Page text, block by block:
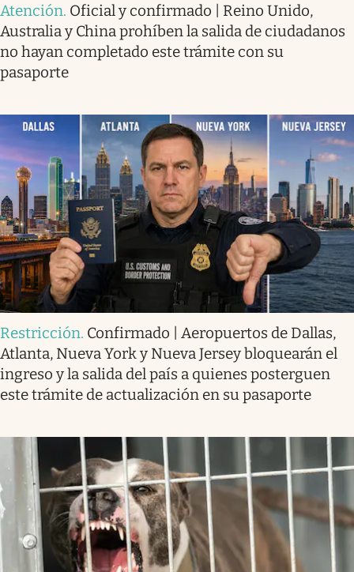
Atención. Oficial y confirmado | Reino Unido,
Australia y China prohíben la salida de ciudadanos
no hayan completado este trámite con su
pasaporte
Restricción. Confirmado | Aeropuertos de Dallas,
Atlanta, Nueva York y Nueva Jersey bloquearán el
ingreso y la salida del país a quienes posterguen
este trámite de actualización en su pasaporte